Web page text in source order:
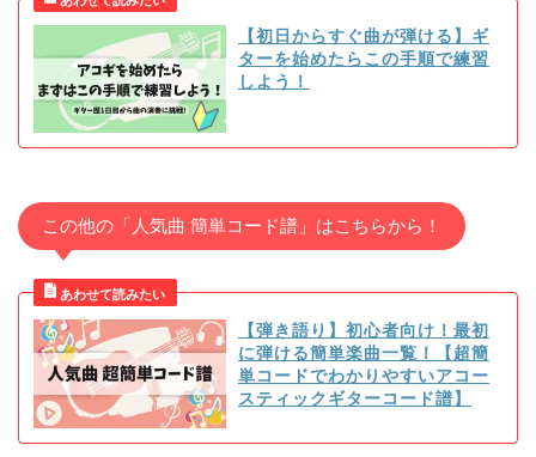
【初日からすぐ曲が弾ける】ギ
ターを始めたらこの手順で練習
しよう！
この他の「人気曲 簡単コード譜」はこちらから！
【弾き語り】初心者向け！最初
に弾ける簡単楽曲一覧！【超簡
単コードでわかりやすいアコー
スティックギターコード譜】